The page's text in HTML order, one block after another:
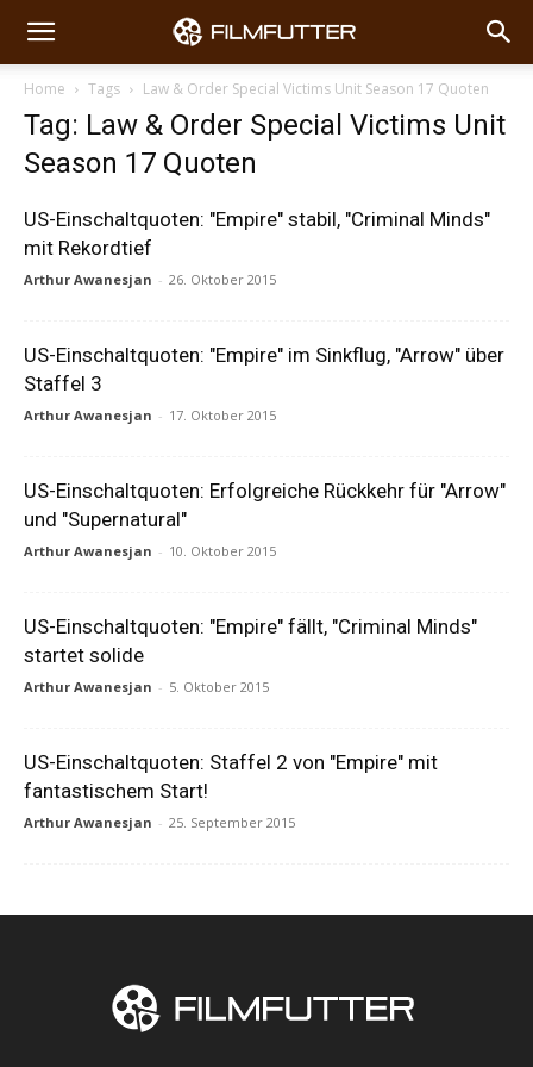
Home Tags Law & Order Special Victims Unit Season 17 Quoten
Tag: Law & Order Special Victims Unit
Season 17 Quoten
US-Einschaltquoten: "Empire" stabil, "Criminal Minds"
mit Rekordtief
Arthur Awanesjan - 26. Oktober 2015
US-Einschaltquoten: "Empire" im Sinkflug, "Arrow" über
Staffel 3
Arthur Awanesjan - 17. Oktober 2015
US-Einschaltquoten: Erfolgreiche Rückkehr für "Arrow"
und "Supernatural"
Arthur Awanesjan - 10. Oktober 2015
US-Einschaltquoten: "Empire" fällt, "Criminal Minds"
startet solide
Arthur Awanesjan - 5. Oktober 2015
US-Einschaltquoten: Staffel 2 von "Empire" mit
fantastischem Start!
Arthur Awanesjan - 25. September 2015